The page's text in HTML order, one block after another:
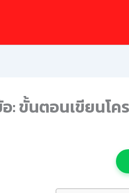
: ขั้นตอนเขียนโค